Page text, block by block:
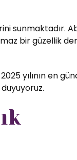
sunmaktadır.
bir güzellik
yılının en